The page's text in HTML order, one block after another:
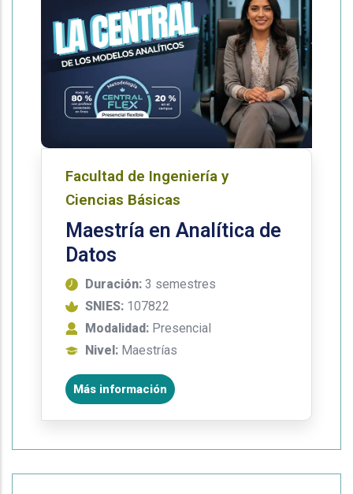
Facultad de Ingeniería y
Ciencias Básicas
Maestría en Analítica de
Datos
Duración: 3 semestres
SNIES: 107822
Modalidad: Presencial
Nivel: Maestrías
Más información